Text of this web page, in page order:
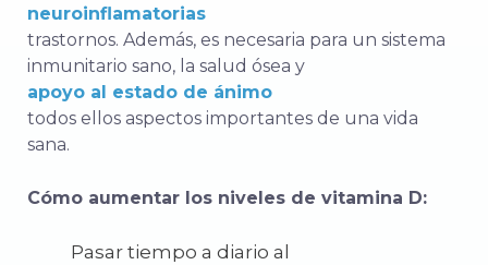
neuroinflamatorias
trastornos. Además, es necesaria para un sistema
inmunitario sano, la salud ósea y
apoyo al estado de ánimo
todos ellos aspectos importantes de una vida
sana.
Cómo aumentar los niveles de vitamina D:
Pasar tiempo a diario al